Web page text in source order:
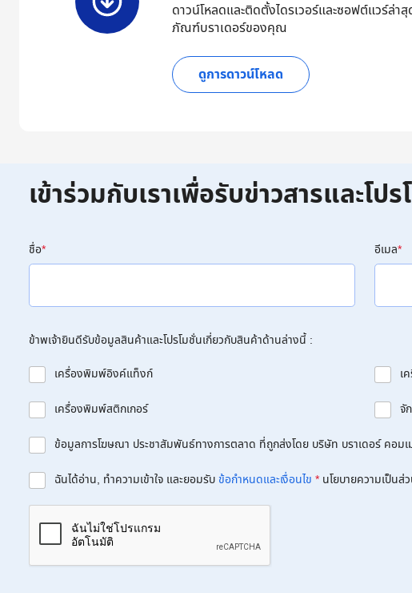
ดาวน์โหลดและติดตั้งไดรเวอร์และซอฟต์แวร์ล่า
ภัณฑ์บราเดอร์ของคุณ
ดูการดาวน์โหลด
เข้าร่วมกับเราเพื่อรับข่าวสารและโป
ชื่อ* อีเมล*
ข้าพเจ้ายินดีรับข้อมูลสินค้าและโปรโมชั่นเกี่ยวกับสินค้าด้านล่างนี้ :
เครื่องพิมพ์อิงค์แท็งก์
เ
เครื่องพิมพ์สติกเกอร์ จั
ข้อมูลการโฆษณา ประชาสัมพันธ์ทางการตลาด ที่ถูกส่งโดย บริษัท บราเดอร์ คอม
ฉันได้อ่าน, ทำความเข้าใจ และยอมรับข้อกำหนดและเงื่อนไข * นโยบายความเป็นส่